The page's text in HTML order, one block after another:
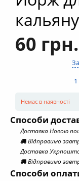
кальяну
60 грн.
1
Немає в наявності
Способи
Доставка Новою
Відправимо
Доставка
Відправимо
Способи